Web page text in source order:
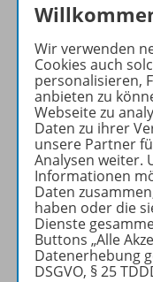
Wir verwenden
Cookies auch
personalisieren,
anbieten zu
Webseite zu
Daten zu ihrer
unsere Partner
Analysen weiter.
Informationen
Daten
haben oder die
Dienste
Buttons „Alle
Datenerhebung
DSGVO, § 25